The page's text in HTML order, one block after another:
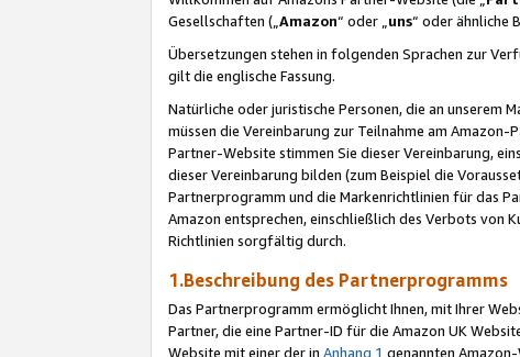
Gesellschaften („Amazon“ oder „uns“ oder ähnliche
Übersetzungen stehen in folgenden Sprachen zur
gilt die englische Fassung.
Natürliche oder juristische Personen, die an unserem
müssen die Vereinbarung zur Teilnahme am Amazon-
Partner-Website stimmen Sie dieser Vereinbarung,
dieser Vereinbarung bilden (zum Beispiel die
Partnerprogramm und die Markenrichtlinien für das
Amazon entsprechen, einschließlich des Verbots von
Richtlinien sorgfältig durch.
1.Beschreibung des Partnerprogramms
Das Partnerprogramm ermöglicht Ihnen, mit Ihrer
Partner, die eine Partner-ID für die Amazon UK
Website mit einer der in Anhang 1 genannten